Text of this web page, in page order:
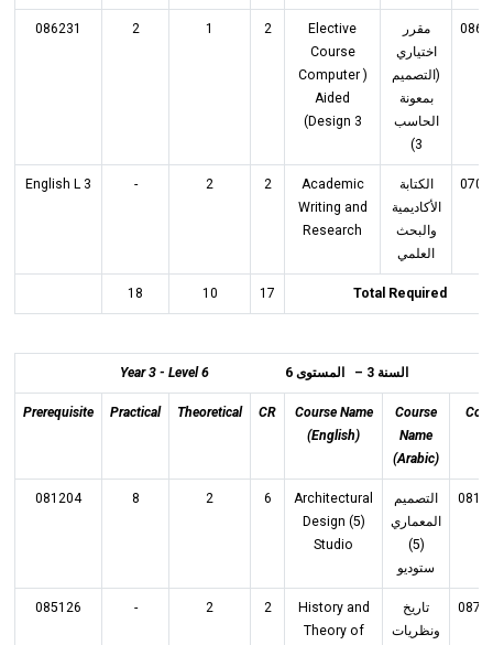
مقرر
اختياري
(التصميم
بمعونة
الحاسب
3)
Elective
Course
( Computer
Aided
Design 3)
2
1
2
086231
الكتابة
الأكاديمية
والبحث
العلمي
Academic
Writing and
Research
2
2
-
3 English L
Total Required
17
10
18
السنة 3 – المستوى 6 Year 3 - Level 6
Course
Name
(Arabic)
Course Name
(English)
CR
Theoretical
Practical
Prerequisite
التصميم
المعماري
(5)
ستوديو
Architectural
Design (5)
Studio
6
2
8
081204
تاريخ
ونظريات
History and
Theory of
2
2
-
085126